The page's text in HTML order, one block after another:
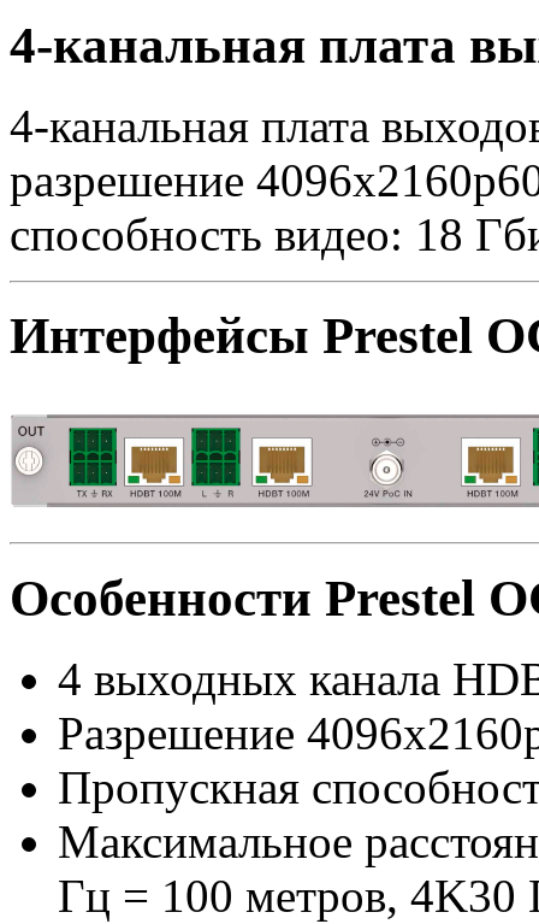
4-канальная плата
4-канальная плата
разрешение
способность видео: 18
Интерфейсы Prestel
Особенности Prestel
4 выходных канала
Разрешение
Пропускная
Максимальное
Гц = 100 метров,